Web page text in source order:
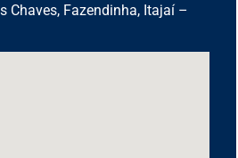
Chaves, Fazendinha, Itajaí –